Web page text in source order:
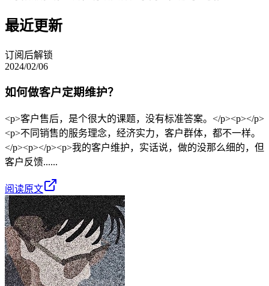
最近更新
订阅后解锁
2024/02/06
如何做客户定期维护？
<p>客户售后，是个很大的课题，没有标准答案。</p><p></p>
<p>不同销售的服务理念，经济实力，客户群体，都不一样。
</p><p></p><p>我的客户维护，实话说，做的没那么细的，但
客户反馈......
阅读原文